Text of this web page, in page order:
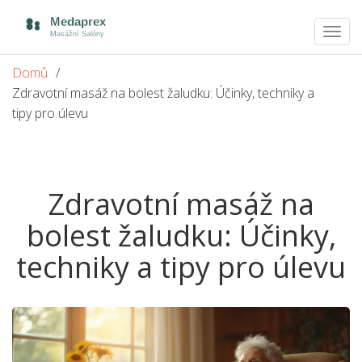
Domů
Zdravotní masáž na bolest žaludku: Účinky, techniky a
tipy pro úlevu
Zdravotní masáž na
bolest žaludku: Účinky,
techniky a tipy pro úlevu